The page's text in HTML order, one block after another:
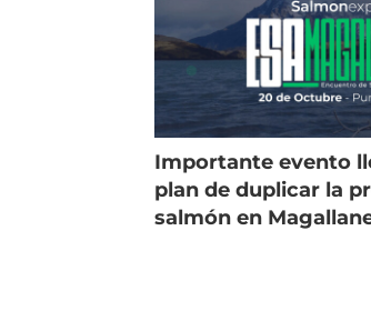
Importante evento
plan de duplicar la
salmón en